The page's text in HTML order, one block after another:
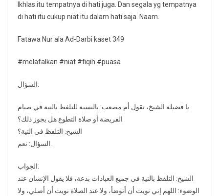
Ikhlas itu tempatnya di hati juga. Dan segala yg tempatnya
di hati itu cukup niat itu dalam hati saja. Naam.
Fatawa Nur ala Ad-Darbi kaset 349
#melafalkan #niat #fiqih #puasa
السؤال:
يا فضيلة الشيخ، تقول أم مصعب: بالنسبة للتلفظ بالنية في صيام
الفريضة أو صلاة التطوع هل يجوز ذلك؟
الشيخ: التلفظ في النية؟
الجواب:
الشيخ: التلفظ بالنية في جميع العبادات بدعة، فلا يقول الإنسان عند
الوضوء: اللهم إني نويت أن أتوضأ، ولا عند الصلاة نويت أن أصلي، ولا